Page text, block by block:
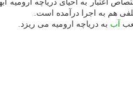
به احیای دریاچه ارومیه
هم به اجرا درآمده است.
آب به دریاچه ارومیه می ریزد.